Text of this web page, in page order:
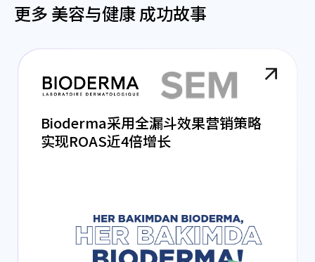
更多 美容与健康 成功故事
Bioderma采用全漏斗效果营销策略
实现ROAS近4倍增长